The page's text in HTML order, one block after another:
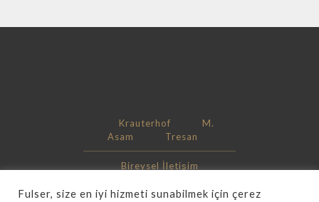
Krauterhof
M.
Asam
Tresan
Bireysel İletişim
Kariyer
Fulser, size en iyi hizmeti sunabilmek için çerez